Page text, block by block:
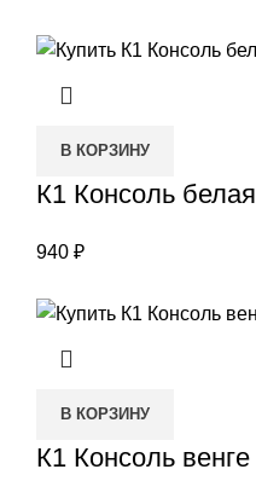
В КОРЗИНУ
К1 Консоль белая
940 ₽
В КОРЗИНУ
К1 Консоль венге